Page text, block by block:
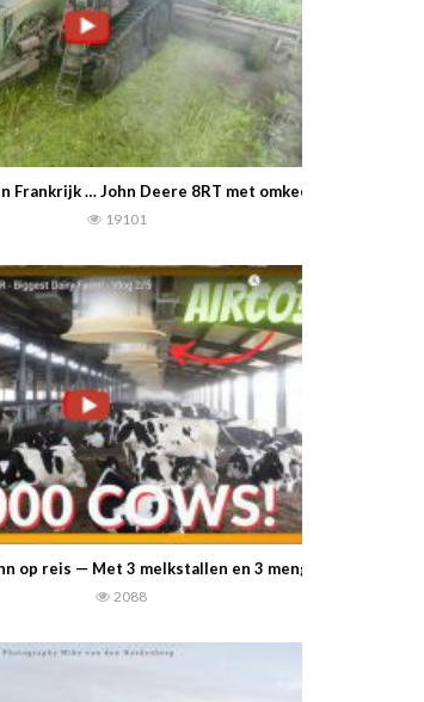
Frankrijk … John Deere 8RT met omkeer inrichting —
19101
op reis — Met 3 melkstallen en 3 mengwagens
2088